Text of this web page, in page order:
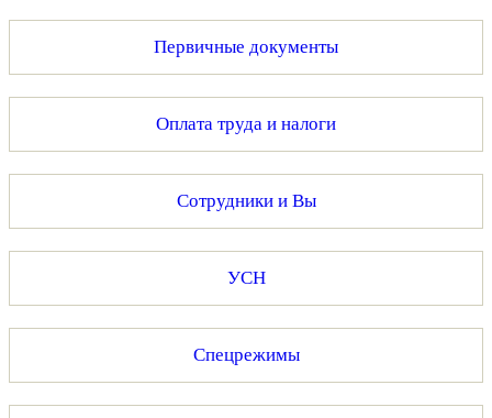
Первичные документы
Оплата труда и налоги
Сотрудники и Вы
УСН
Спецрежимы